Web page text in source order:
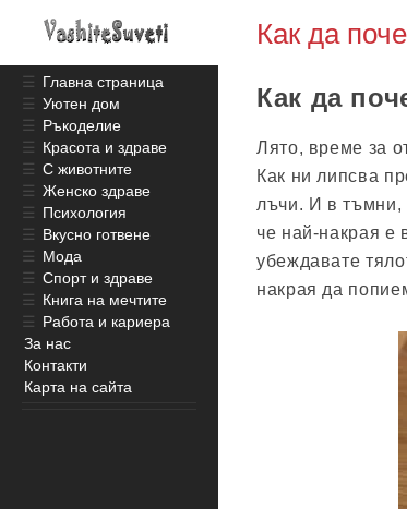
Как да
Как да
Лято, време за
Как ни липсва
лъчи. И в тъмни,
че най-накрая е
убеждавате
накрая да
☰ Главна страница
☰ Уютен дом
☰ Ръкоделие
☰ Красота и здраве
☰ С животните
☰ Женско здраве
☰ Психология
☰ Вкусно готвене
☰ Мода
☰ Спорт и здраве
☰ Книга на мечтите
☰ Работа и кариера
За нас
Контакти
Карта на сайта